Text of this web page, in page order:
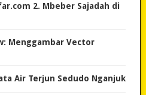
2. Mbeber Sajadah di
Menggambar Vector
Air Terjun Sedudo Nganjuk